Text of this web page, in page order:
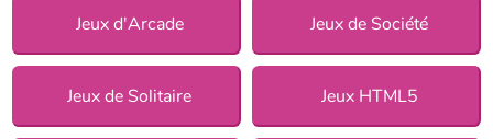
Jeux d'Arcade Jeux de Société
Jeux de Solitaire Jeux HTML5